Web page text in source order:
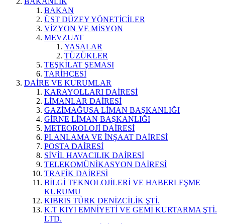
BAKAN
ÜST DÜZEY YÖNETİCİLER
VİZYON VE MİSYON
MEVZUAT
YASALAR
TÜZÜKLER
TEŞKİLAT ŞEMASI
TARİHÇESİ
DAİRE VE KURUMLAR
KARAYOLLARI DAİRESİ
LİMANLAR DAİRESİ
GAZİMAĞUSA LİMAN BAŞKANLIĞI
GİRNE LİMAN BAŞKANLIĞI
METEOROLOJİ DAİRESİ
PLANLAMA VE İNŞAAT DAİRESİ
POSTA DAİRESİ
SİVİL HAVACILIK DAİRESİ
TELEKOMÜNİKASYON DAİRESİ
TRAFİK DAİRESİ
BİLGİ TEKNOLOJİLERİ VE HABERLEŞME
KURUMU
KIBRIS TÜRK DENİZCİLİK ŞTİ.
K.T KIYI EMNİYETİ VE GEMİ KURTARMA ŞTİ.
LTD.